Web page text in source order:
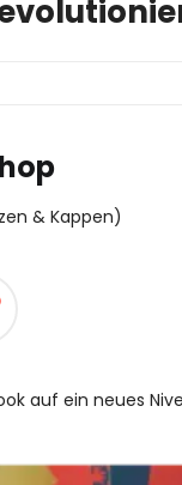
& Kappen)
auf ein neues